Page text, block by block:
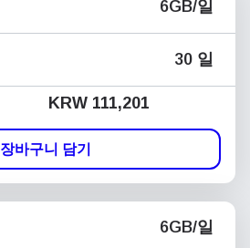
6GB/일
30 일
KRW 111,201
장바구니 담기
6GB/일